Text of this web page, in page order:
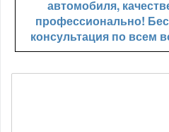
автомобиля,
профессионально!
консультация по всем